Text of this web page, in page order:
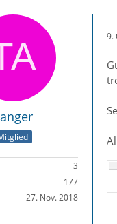
3
177
27. Nov. 2018
9.